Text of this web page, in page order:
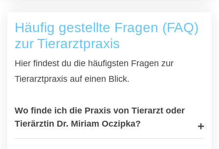
Häufig gestellte Fragen (FAQ)
zur Tierarztpraxis
Hier findest du die häufigsten Fragen zur
Tierarztpraxis auf einen Blick.
Wo finde ich die Praxis von Tierarzt oder
Tierärztin Dr. Miriam Oczipka?